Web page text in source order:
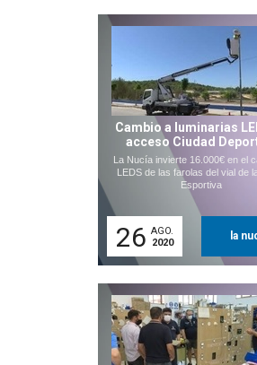
Cambio a luminarias
acceso Ciudad
La Nucía invierte 16.000€ en el
LEDS de las farolas del vial de
Esportiva
26 AGO.
2020
la